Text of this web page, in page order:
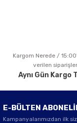
Kargom Nerede /
verilen siparişler
Aynı Gün Kargo
E-BÜLTEN
Kampanyalarımızdan ilk